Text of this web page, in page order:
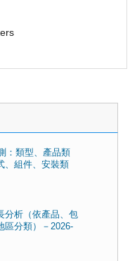
：類型、產品類
、組件、安裝類
分析（依產品、包
區分類）－2026-